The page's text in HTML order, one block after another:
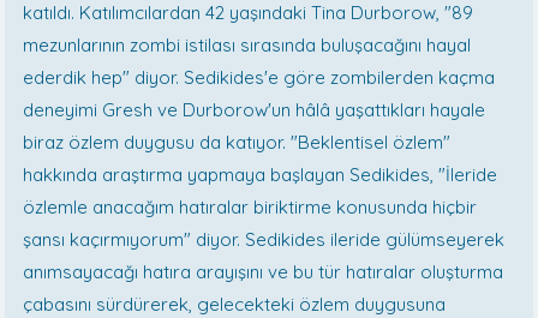
katıldı. Katılımcılardan 42 yaşındaki Tina Durborow, "89
mezunlarının zombi istilası sırasında buluşacağını hayal
ederdik hep" diyor. Sedikides'e göre zombilerden kaçma
deneyimi Gresh ve Durborow'un hâlâ yaşattıkları hayale
biraz özlem duygusu da katıyor. "Beklentisel özlem"
hakkında araştırma yapmaya başlayan Sedikides, "İleride
özlemle anacağım hatıralar biriktirme konusunda hiçbir
şansı kaçırmıyorum" diyor. Sedikides ileride gülümseyerek
anımsayacağı hatıra arayışını ve bu tür hatıralar oluşturma
çabasını sürdürerek, gelecekteki özlem duygusuna